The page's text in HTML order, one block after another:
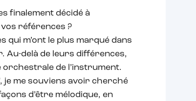
finalement décidé à
références ?
qui m’ont le plus marqué dans
Au-delà de leurs différences,
orchestrale de l’instrument.
je me souviens avoir cherché
d’être mélodique, en